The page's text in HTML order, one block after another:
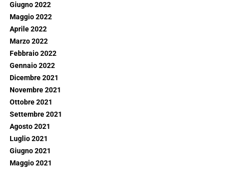
Giugno 2022
Maggio 2022
Aprile 2022
Marzo 2022
Febbraio 2022
Gennaio 2022
Dicembre 2021
Novembre 2021
Ottobre 2021
Settembre 2021
Agosto 2021
Luglio 2021
Giugno 2021
Maggio 2021